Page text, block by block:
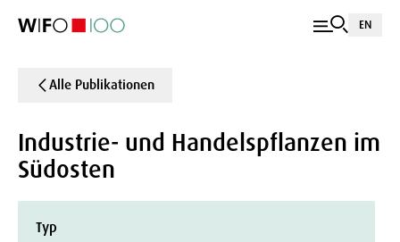
EN
Alle Publikationen
Industrie- und Handelspflanzen im
Südosten
Typ